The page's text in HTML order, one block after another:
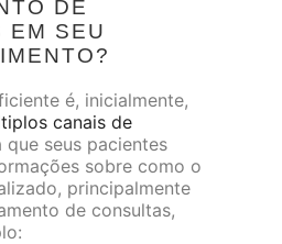
DE
EM SEU
é, inicialmente,
canais de
que seus pacientes
sobre como o
principalmente
de consultas,